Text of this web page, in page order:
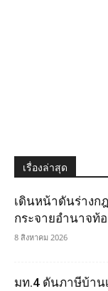
เรื่องล่าสุด
เดินหน้าดันร่างก
กระจายอำนาจท้
8 สิงหาคม 2026
มท.4 ดันภาษีบ้าน